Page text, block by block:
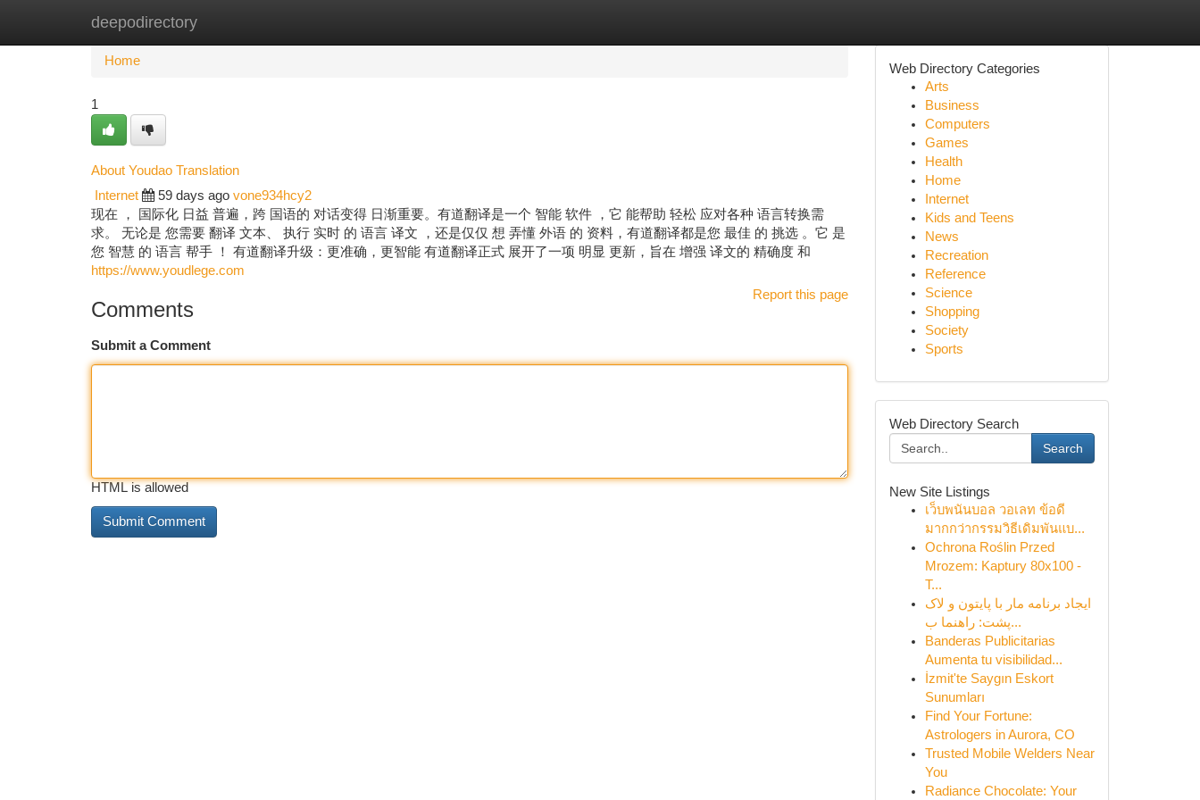
deepodirectory
Home New Site Listings
Home
1
About Youdao Translation
Internet 59 days ago vone934hcy2
现在 ， 国际化 日益 普遍，跨 国语的 对话变得 日渐重要。有道翻译是一个 智能 软件 ，它 能帮助 轻松 应对各种 语言转换需
求。 无论是 您需要 翻译 文本、 执行 实时 的 语言 译文 ，还是仅仅 想 弄懂 外语 的 资料，有道翻译都是您 最佳 的 挑选 。它 是
您 智慧 的 语言 帮手 ！ 有道翻译升级：更准确，更智能 有道翻译正式 展开了一项 明显 更新，旨在 增强 译文的 精确度 和
https://www.youdlege.com
Report this page
Comments
Submit a Comment
HTML is allowed
Web Directory Categories
Arts
Business
Computers
Games
Health
Home
Internet
Kids and Teens
News
Recreation
Reference
Science
Shopping
Society
Sports
Web Directory Search
Search
New Site Listings
เว็บพนันบอล วอเลท ข้อดี
มากกว่ากรรมวิธีเดิมพันแบ...
Ochrona Roślin Przed
Mrozem: Kaptury 80x100 -
T...
ایجاد برنامه مار با پایتون و لاک
پشت: راهنما ب...
Banderas Publicitarias
Aumenta tu visibilidad...
İzmit'te Saygın Eskort
Sunumları
Find Your Fortune:
Astrologers in Aurora, CO
Trusted Mobile Welders Near
You
Radiance Chocolate: Your